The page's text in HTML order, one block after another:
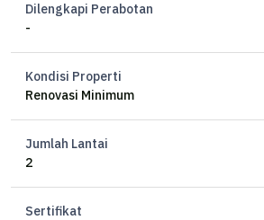
Dilengkapi Perabotan
-
Kondisi Properti
Renovasi Minimum
Jumlah Lantai
2
Sertifikat